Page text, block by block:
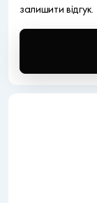
залишити відгук.